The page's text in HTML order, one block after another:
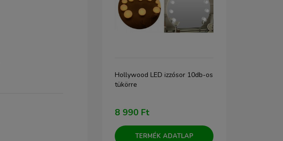
Hollywood LED izzósor 10db-os
tükörre
8 990 Ft
TERMÉK ADATLAP